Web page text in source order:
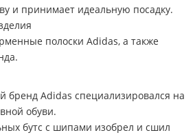
и принимает идеальную посадку.
полоски Adidas, а также
бренд Adidas специализировался на
обуви.
бутс с шипами изобрел и сшил